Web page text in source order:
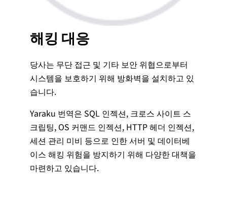
해킹 대응
당사는 무단 접근 및 기타 보안 위협으로부터
시스템을 보호하기 위해 방화벽을 설치하고 있
습니다.
Yaraku 번역은 SQL 인젝션, 크로스 사이트 스
크립팅, OS 커맨드 인젝션, HTTP 헤더 인젝션,
세션 관리 미비 등으로 인한 서버 및 데이터베
이스 해킹 위험을 방지하기 위해 다양한 대책을
마련하고 있습니다.